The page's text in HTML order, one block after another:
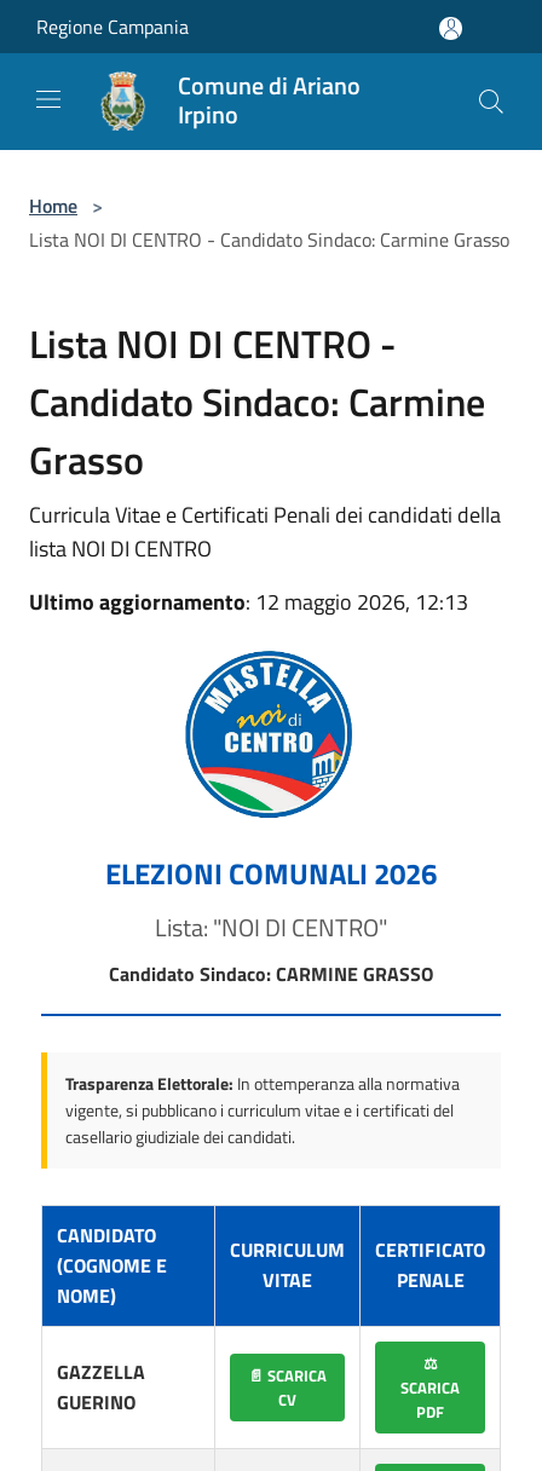
Salta al contenuto principale
Regione Campania
Comune di Ariano
Irpino
Home >
Lista NOI DI CENTRO - Candidato Sindaco: Carmine Grasso
Lista NOI DI CENTRO -
Candidato Sindaco: Carmine
Grasso
Curricula Vitae e Certificati Penali dei candidati della
lista NOI DI CENTRO
Ultimo aggiornamento: 12 maggio 2026, 12:13
ELEZIONI COMUNALI 2026
Lista: "NOI DI CENTRO"
Candidato Sindaco: CARMINE GRASSO
Trasparenza Elettorale: In ottemperanza alla normativa
vigente, si pubblicano i curriculum vitae e i certificati del
casellario giudiziale dei candidati.
CANDIDATO
(COGNOME E
NOME)
CURRICULUM
VITAE
CERTIFICATO
PENALE
GAZZELLA
GUERINO
📄 SCARICA
CV
⚖️
SCARICA
PDF